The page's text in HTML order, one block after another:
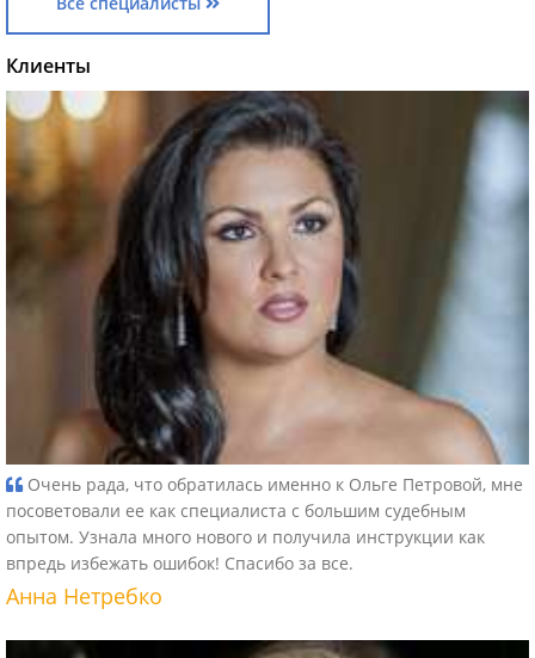
Клиенты
Очень рада, что обратилась именно к Ольге Петровой, мне
посоветовали ее как специалиста с большим судебным
опытом. Узнала много нового и получила инструкции как
впредь избежать ошибок! Спасибо за все.
Анна Нетребко